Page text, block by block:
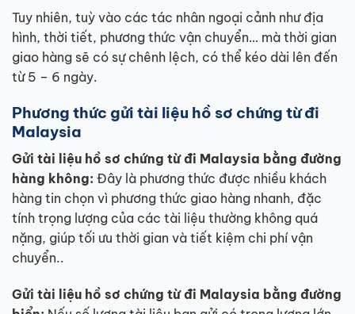
Tuy nhiên, tuỳ vào các tác nhân ngoại cảnh như địa
hình, thời tiết, phương thức vận chuyển… mà thời gian
giao hàng sẽ có sự chênh lệch, có thể kéo dài lên đến
từ 5 – 6 ngày.
Phương thức gửi tài liệu hồ sơ chứng từ đi
Malaysia
Gửi tài liệu hồ sơ chứng từ đi Malaysia bằng đường
hàng không: Đây là phương thức được nhiều khách
hàng tin chọn vì phương thức giao hàng nhanh, đặc
tính trọng lượng của các tài liệu thường không quá
nặng, giúp tối ưu thời gian và tiết kiệm chi phí vận
chuyển..
Gửi tài liệu hồ sơ chứng từ đi Malaysia bằng đường